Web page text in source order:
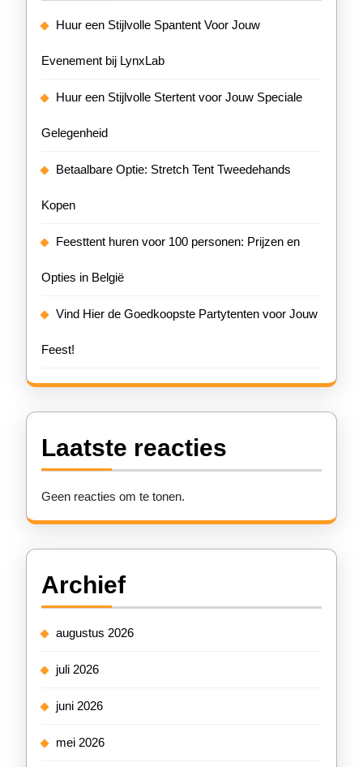
Huur een Stijlvolle Spantent Voor Jouw
Evenement bij LynxLab
Huur een Stijlvolle Stertent voor Jouw Speciale
Gelegenheid
Betaalbare Optie: Stretch Tent Tweedehands
Kopen
Feesttent huren voor 100 personen: Prijzen en
Opties in België
Vind Hier de Goedkoopste Partytenten voor Jouw
Feest!
Laatste reacties
Geen reacties om te tonen.
Archief
augustus 2026
juli 2026
juni 2026
mei 2026